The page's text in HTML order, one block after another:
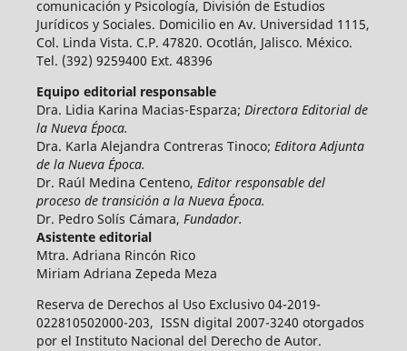
comunicación y Psicología, División de Estudios
Jurídicos y Sociales. Domicilio en Av. Universidad 1115,
Col. Linda Vista. C.P. 47820. Ocotlán, Jalisco. México.
Tel. (392) 9259400 Ext. 48396
Equipo editorial responsable
Dra. Lidia Karina Macias-Esparza; Directora Editorial de
la Nueva Época.
Dra. Karla Alejandra Contreras Tinoco; Editora Adjunta
de la Nueva Época.
Dr. Raúl Medina Centeno, Editor responsable del
proceso de transición a la Nueva Época.
Dr. Pedro Solís Cámara, Fundador.
Asistente editorial
Mtra. Adriana Rincón Rico
Miriam Adriana Zepeda Meza
Reserva de Derechos al Uso Exclusivo 04-2019-
022810502000-203, ISSN digital 2007-3240 otorgados
por el Instituto Nacional del Derecho de Autor.